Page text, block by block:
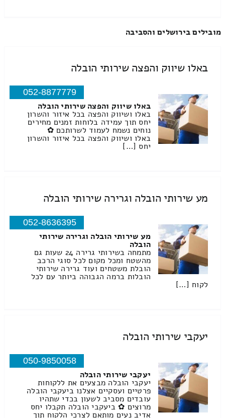
מובילים בירושלים והסביבה
באלו שיווק והפצה שירותי הובלה
052-8877779
באלו שיווק והפצה שירותי הובלה
באלו ושיווק והפצה בכל איזור והשרון
יחס תוך עמידה בלוחות זמנים מחירים
נוחים נשמח לעמוד לשרותכם ✿
באלו ושיווק והפצה בכל איזור והשרון
יחס […]
מע שירותי הובלה וגרירה שירותי הובלה
052-8636395
מע שירותי הובלה וגרירה שירותי
הובלה
מתמחה בשירותי גרירה 24 שעות גם
מהשטח ומכל מקום לכל סוגי הרכב
הובלת משטחים ועוד גרירה שירותי
הובלות ברמה הגבוהה ביותר עם לכל
לקוח […]
יעקבי שירותי הובלה
050-9850058
יעקבי שירותי הובלה
יעקבי הובלה מבצעים את ללקוחות
פרטיים ועסקיים אצלנו ביעקבי הובלה
עובדים מסביב לשעון בכדי שתהיו
מרוצים ✿ ביעקבי הובלה תקבלו יחס
אדיב נעים מותאם לצרכי הלקוח תוך